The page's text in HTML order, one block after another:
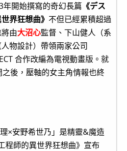
年開始撰寫的奇幻長篇 《デス
界狂想曲》 不但已經累積超過
由大沼心監督、下山健人（系
物設計）帶領兩家公司
合作改編為電視動畫版。就
後，壓軸的女主角情報也終